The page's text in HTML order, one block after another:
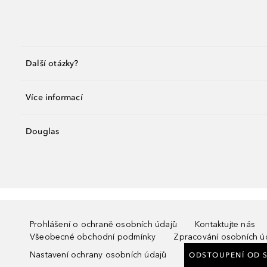
Další otázky?
Více informací
Douglas
Prohlášení o ochraně osobních údajů
Kontaktujte nás
Všeobecné obchodní podmínky
Zpracování osobních
Nastavení ochrany osobních údajů
ODSTOUPENÍ OD